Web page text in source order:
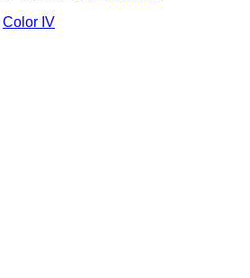
Color IV